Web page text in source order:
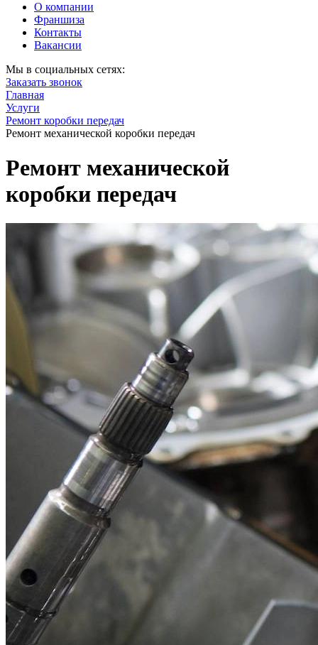
О компании
Франшиза
Контакты
Вакансии
Мы в социальных сетях:
Заказать звонок
Главная
Услуги
Ремонт коробки передач
Ремонт механической коробки передач
Ремонт механической
коробки передач